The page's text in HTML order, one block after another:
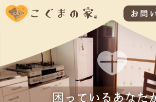
お問
困っているあなた